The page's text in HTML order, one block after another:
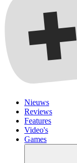
Nieuws
Reviews
Features
Video's
Games